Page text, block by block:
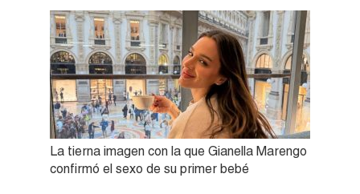
La tierna imagen con la que Gianella Marengo
confirmó el sexo de su primer bebé